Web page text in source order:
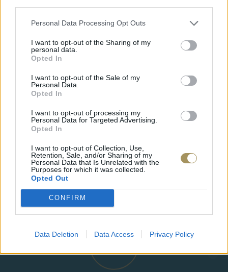
Personal Data Processing Opt Outs
I want to opt-out of the Sharing of my
personal data.
Opted In
I want to opt-out of the Sale of my
Personal Data.
Opted In
I want to opt-out of processing my
Personal Data for Targeted Advertising.
Opted In
I want to opt-out of Collection, Use,
Retention, Sale, and/or Sharing of my
Personal Data that Is Unrelated with the
Purposes for which it was collected.
Opted Out
CONFIRM
Data Deletion Data Access Privacy Policy
JCOU ARIA JU19087-2
134€